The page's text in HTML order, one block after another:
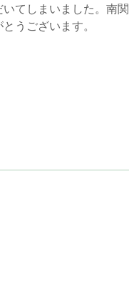
てしまいました。南関
うございます。